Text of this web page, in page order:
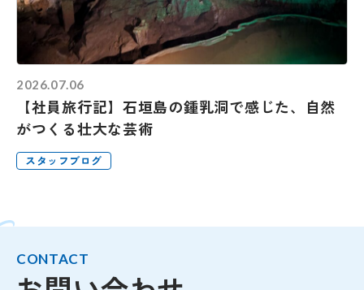
2026.07.06
【社員旅行記】石垣島の鍾乳洞で感じた、自然
がつくる壮大な芸術
スタッフブログ
CONTACT